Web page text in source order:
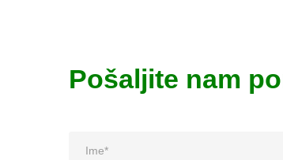
Pošaljite nam